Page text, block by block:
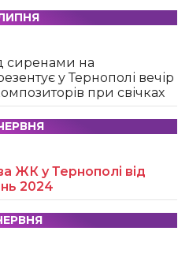
сиренами на
у Тернополі вечір
при свічках
ЖК у Тернополі від
2024